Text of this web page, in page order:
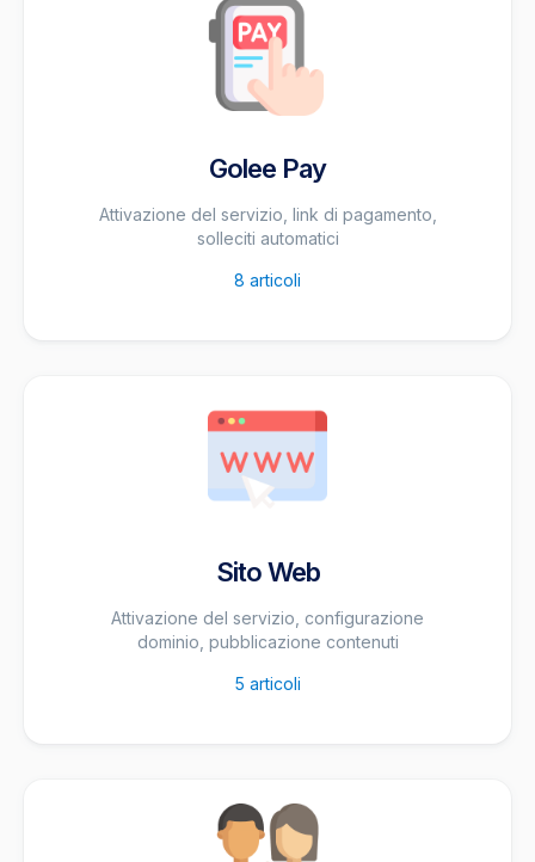
Golee Pay
Attivazione del servizio, link di pagamento,
solleciti automatici
8 articoli
Sito Web
Attivazione del servizio, configurazione
dominio, pubblicazione contenuti
5 articoli